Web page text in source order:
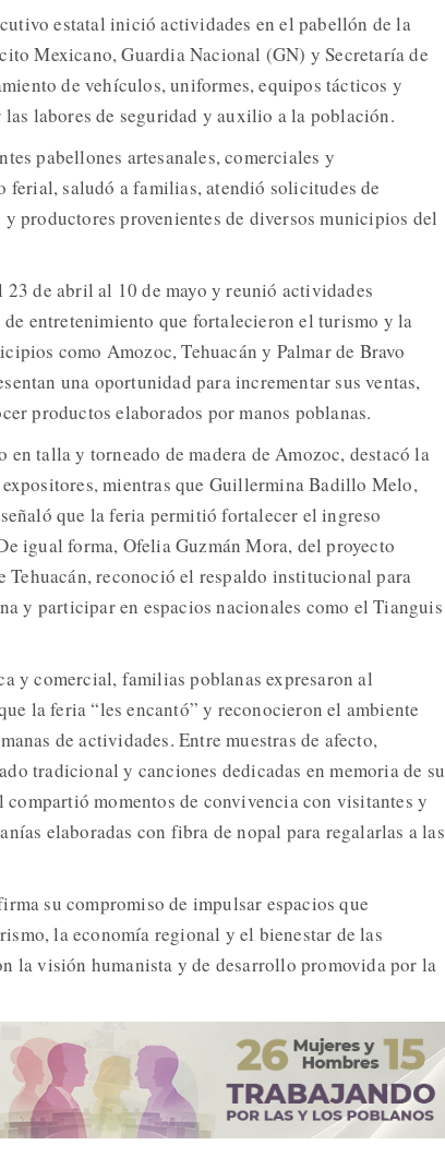
estatal inició actividades en el pabellón de la
Mexicano, Guardia Nacional (GN) y Secretaría de
de vehículos, uniformes, equipos tácticos y
labores de seguridad y auxilio a la población.
pabellones artesanales, comerciales y
ferial, saludó a familias, atendió solicitudes de
productores provenientes de diversos municipios del
de abril al 10 de mayo y reunió actividades
entretenimiento que fortalecieron el turismo y la
como Amozoc, Tehuacán y Palmar de Bravo
una oportunidad para incrementar sus ventas,
productos elaborados por manos poblanas.
en talla y torneado de madera de Amozoc, destacó la
mientras que Guillermina Badillo Melo,
que la feria permitió fortalecer el ingreso
igual forma, Ofelia Guzmán Mora, del proyecto
Tehuacán, reconoció el respaldo institucional para
y participar en espacios nacionales como el Tianguis
y comercial, familias poblanas expresaron al
la feria “les encantó” y reconocieron el ambiente
de actividades. Entre muestras de afecto,
tradicional y canciones dedicadas en memoria de su
momentos de convivencia con visitantes y
elaboradas con fibra de nopal para regalarlas a las
su compromiso de impulsar espacios que
la economía regional y el bienestar de las
la visión humanista y de desarrollo promovida por la